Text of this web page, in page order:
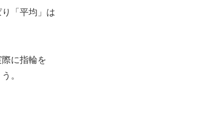
「平均」は
に指輪を
。